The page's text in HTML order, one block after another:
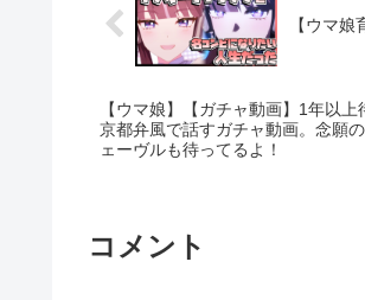
【ウマ
【ウマ娘】【ガチャ動画】1年以
京都弁風で話すガチャ動画。念願
ェーヴルも待ってるよ！
コメント